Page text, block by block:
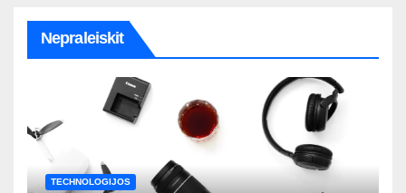
Nepraleiskit
TECHNOLOGIJOS